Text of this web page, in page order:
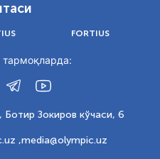
FORTIUS
Зокиров кўчаси, 6
,media@olympic.uz